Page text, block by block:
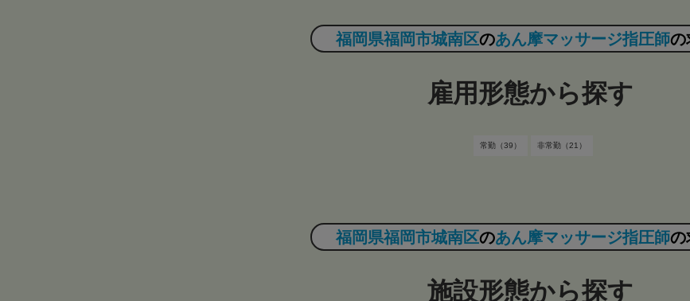
福岡県福岡市城南区のあん摩マッサージ指圧師の
雇用形態から探す
常勤（39） 非常勤（21）
福岡県福岡市城南区のあん摩マッサージ指圧師の
施設形態から探す